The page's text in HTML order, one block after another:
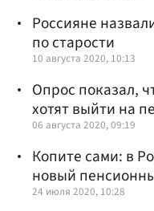
Россияне
по старости
10 августа 2020, 10:13
Опрос показал,
хотят выйти на
06 августа 2020, 09:19
Копите сами: в
новый
24 июля 2020, 10:28